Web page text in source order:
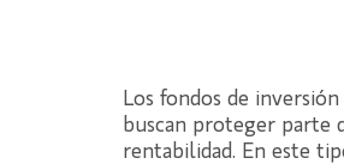
Los fondos de
buscan proteger parte
rentabilidad. En este